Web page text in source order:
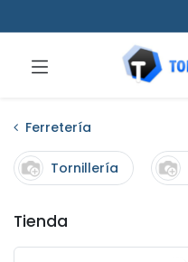
Ferretería
Tornillería
Tienda